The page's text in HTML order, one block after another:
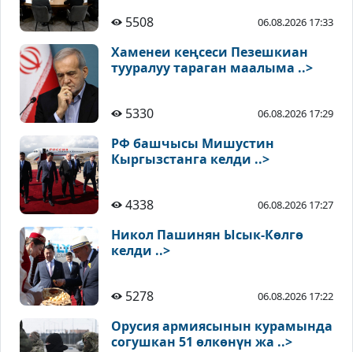
5508 06.08.2026 17:33
Хаменеи кеңсеси Пезешкиан
тууралуу тараган маалыма ..>
5330 06.08.2026 17:29
РФ башчысы Мишустин
Кыргызстанга келди ..>
4338 06.08.2026 17:27
Никол Пашинян Ысык-Көлгө
келди ..>
5278 06.08.2026 17:22
Орусия армиясынын курамында
согушкан 51 өлкөнүн жа ..>